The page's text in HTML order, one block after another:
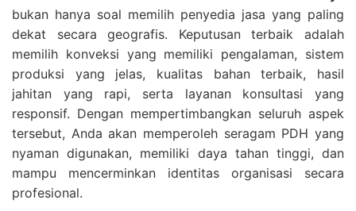
bukan hanya soal memilih penyedia jasa yang paling
dekat secara geografis. Keputusan terbaik adalah
memilih konveksi yang memiliki pengalaman, sistem
produksi yang jelas, kualitas bahan terbaik, hasil
jahitan yang rapi, serta layanan konsultasi yang
responsif. Dengan mempertimbangkan seluruh aspek
tersebut, Anda akan memperoleh seragam PDH yang
nyaman digunakan, memiliki daya tahan tinggi, dan
mampu mencerminkan identitas organisasi secara
profesional.